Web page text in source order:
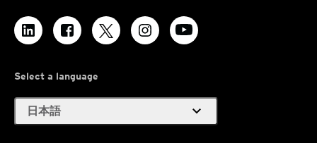
Select a language
日本語 expand_more